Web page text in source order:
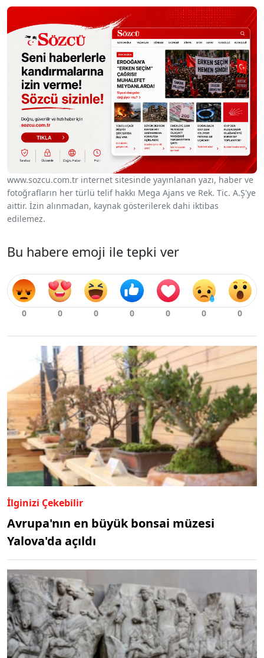
www.sozcu.com.tr internet sitesinde yayınlanan yazı, haber ve
fotoğrafların her türlü telif hakkı Mega Ajans ve Rek. Tic. A.Ş'ye
aittir. İzin alınmadan, kaynak gösterilerek dahi iktibas
edilemez.
Bu habere emoji ile tepki ver
İlginizi Çekebilir
Avrupa'nın en büyük bonsai müzesi
Yalova'da açıldı